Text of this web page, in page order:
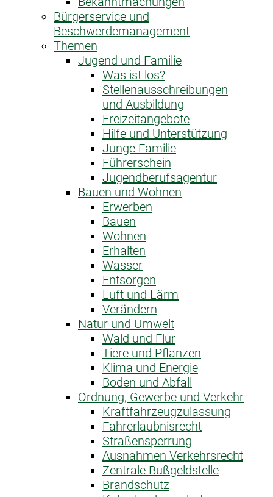
Bürgerservice und
Beschwerdemanagement
Themen
Jugend und Familie
Was ist los?
Stellenausschreibungen
und Ausbildung
Freizeitangebote
Hilfe und Unterstützung
Junge Familie
Führerschein
Jugendberufsagentur
Bauen und Wohnen
Erwerben
Bauen
Wohnen
Erhalten
Wasser
Entsorgen
Luft und Lärm
Verändern
Natur und Umwelt
Wald und Flur
Tiere und Pflanzen
Klima und Energie
Boden und Abfall
Ordnung, Gewerbe und Verkehr
Kraftfahrzeug­zulassung
Fahrerlaubnis­recht
Straßensperrung
Ausnahme­n Verkehrsrecht
Zentrale Bußgeldstelle
Brandschutz